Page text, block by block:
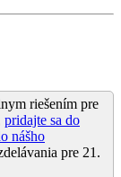
riešením pre
pridajte sa do
nášho
pre 21.